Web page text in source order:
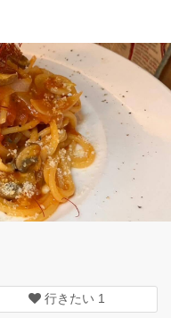
行きたい 1